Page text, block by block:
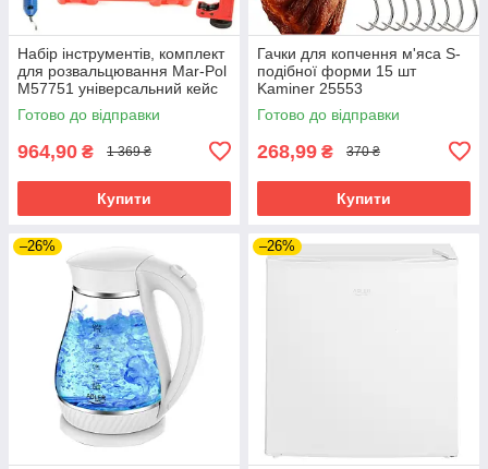
Набір інструментів, комплект
для розвальцювання Mar-Pol
M57751 універсальний кейс
Готово до відправки
964,90 ₴ 1 369 ₴
Купити
Гачки для копчення м'яса S-
подібної форми 15 шт
Kaminer 25553
Готово до відправки
268,99 ₴ 370 ₴
Купити
–26% –26%